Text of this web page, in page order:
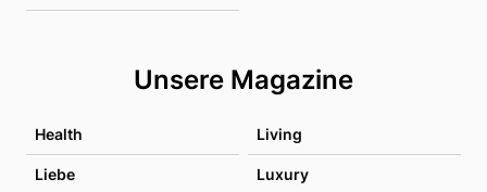
Unsere Magazine
Health Living
Liebe Luxury